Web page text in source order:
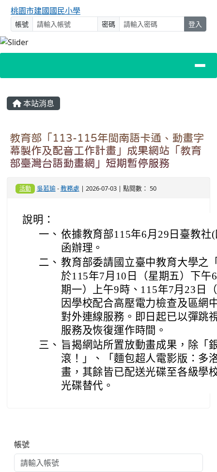
桃園市建國國民小學
帳號 密碼 登入
主內容區域
本站消息
教育部「113-115年閩南語卡通、動畫字
幕製作及配音工作計畫」成果網站「教育
部臺灣台語動畫網」短期暫停服務
活動 吳若瑜-教務處 | 2026-07-03 | 點閱數： 50
說明：
一、 依據教育部115年6月29日臺教社
函辦理。
二、 教育部委請國立臺中教育大學之
於115年7月10日（星期五）下午
期一）上午9時、115年7月23日
因學校配合高壓電力檢查及區網
對外連線服務。即日起已以彈跳
服務及恢復運作時間。
三、 旨揭網站所置放動畫成果，除「
滾！」、「麵包超人電影版：多
畫，其餘皆已配送光碟至各級學
光碟替代。
帳號